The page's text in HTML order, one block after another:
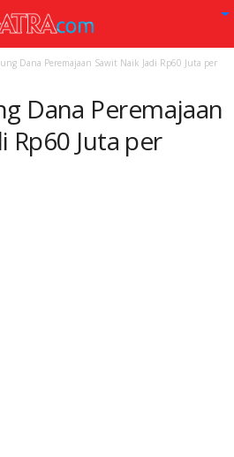
Dana Peremajaan Sawit Naik Jadi Rp60 Juta per
Dana Peremajaan
Rp60 Juta per